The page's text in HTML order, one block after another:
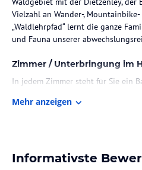
Vielzahl an Wander-,
„Waldlehrpfad“ lernt die ganze
und Fauna unserer
Zimmer / Unterbringung im
In jedem Zimmer steht für Sie ein
Handtücher und ein Haartrockner.
Mehr anzeigen
Informativste